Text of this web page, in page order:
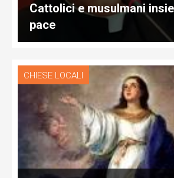
Cattolici e musulmani
pace
CHIESE LOCALI